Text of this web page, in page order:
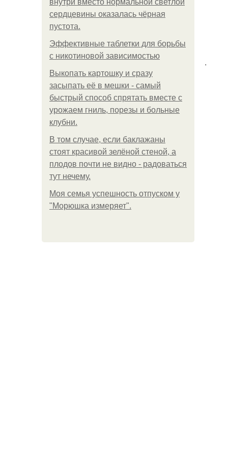
внутри вместо нормальной светлой
сердцевины оказалась чёрная
пустота.
Эффективные таблетки для борьбы
с никотиновой зависимостью
Выкопать картошку и сразу
засыпать её в мешки - самый
быстрый способ спрятать вместе с
урожаем гниль, порезы и больные
клубни.
В том случае, если баклажаны
стоят красивой зелёной стеной, а
плодов почти не видно - радоваться
тут нечему.
Моя семья успешность отпуском у
"Морюшка измеряет".
.